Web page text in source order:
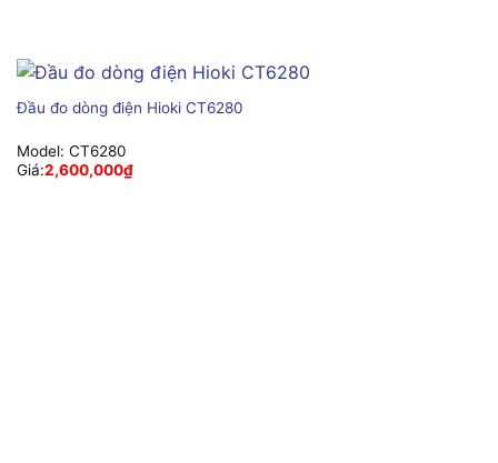
Đầu đo dòng điện Hioki CT6280
Model: CT6280
Giá:2,600,000₫